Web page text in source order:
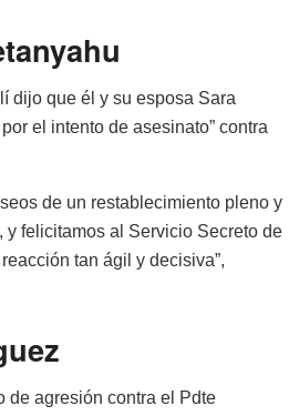
dijo que él y su esposa Sara
el intento de asesinato” contra
de un restablecimiento pleno y
y felicitamos al Servicio Secreto de
tan ágil y decisiva”,
de agresión contra el Pdte